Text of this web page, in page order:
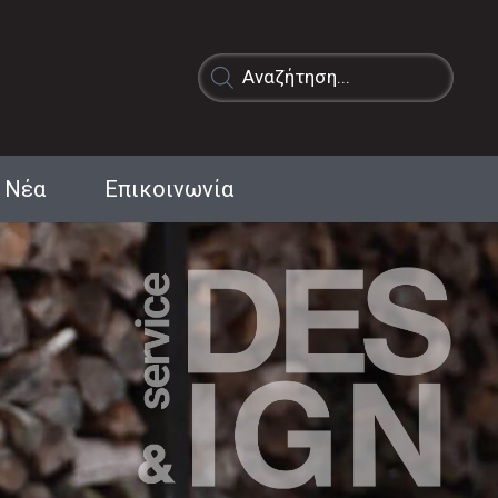
Products
search
Νέα Επικοινωνία